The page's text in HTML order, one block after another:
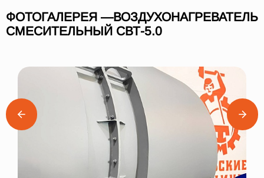
ФОТОГАЛЕРЕЯ —ВОЗДУХОНАГРЕВАТЕЛЬ
СМЕСИТЕЛЬНЫЙ СВТ-5.0